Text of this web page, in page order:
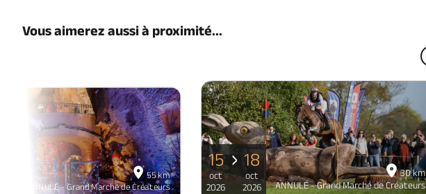
Vous aimerez aussi à proximité...
55 km
ANNULÉ - Grand Marché de Créateurs
30 km
ANNULÉ - Grand Marché de Créateurs
15
oct
2026
18
oct
2026